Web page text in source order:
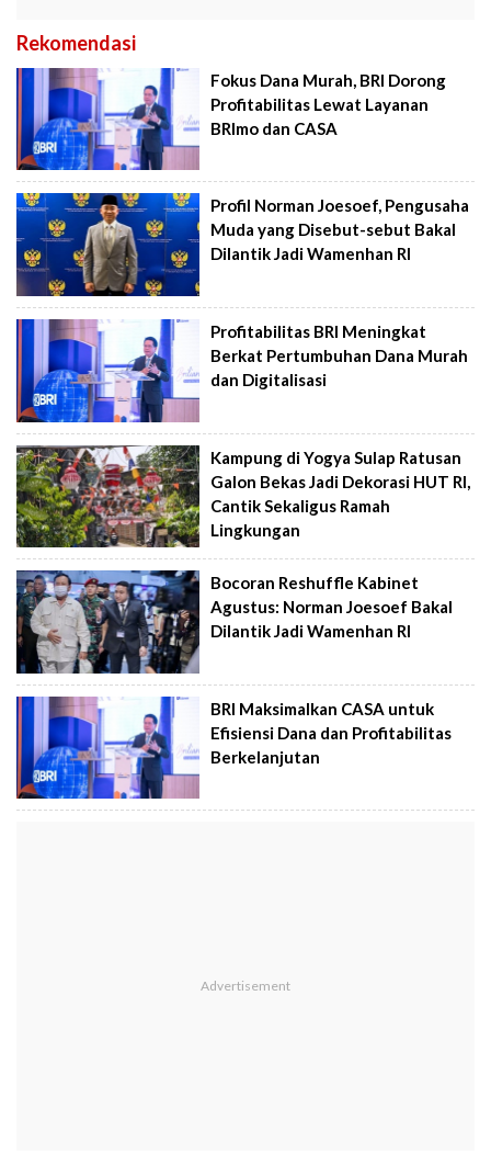
Rekomendasi
Fokus Dana Murah, BRI Dorong
Profitabilitas Lewat Layanan
BRImo dan CASA
Profil Norman Joesoef, Pengusaha
Muda yang Disebut-sebut Bakal
Dilantik Jadi Wamenhan RI
Profitabilitas BRI Meningkat
Berkat Pertumbuhan Dana Murah
dan Digitalisasi
Kampung di Yogya Sulap Ratusan
Galon Bekas Jadi Dekorasi HUT RI,
Cantik Sekaligus Ramah
Lingkungan
Bocoran Reshuffle Kabinet
Agustus: Norman Joesoef Bakal
Dilantik Jadi Wamenhan RI
BRI Maksimalkan CASA untuk
Efisiensi Dana dan Profitabilitas
Berkelanjutan